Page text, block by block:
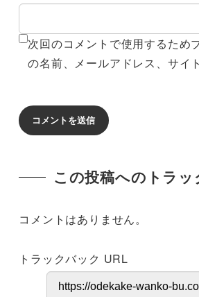
次回のコメントで使用するため
の名前、メールアドレス、サイ
この投稿へのトラッ
コメントはありません。
トラックバック URL